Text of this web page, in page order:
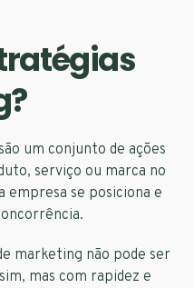
um conjunto de ações
serviço ou marca no
empresa se posiciona e
marketing não pode ser
mas com rapidez e